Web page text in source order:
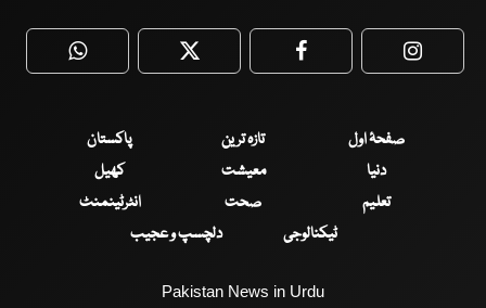
WhatsApp Twitter Facebook
صفحۂ اول تازہ ترین
پاکستان
دنیا
معیشت
کھیل
تعلیم
صحت
انٹرٹینمنٹ
ٹیکنالوجی
دلچسپ و عجیب
Pakistan News in Urdu